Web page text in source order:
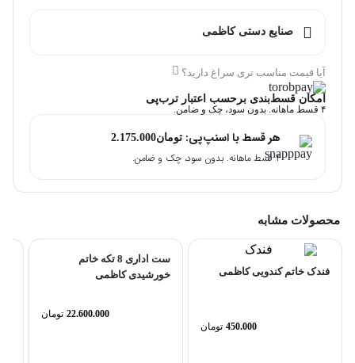
صنایع دستی کاظمی
آیا قیمت مناسب تری سراغ دارید؟
امکان قسط‌بندی برحسب اعتبار ترب‌پی
۴ قسط ماهانه. بدون سود، چک و ضامن.
هر قسط با اسنپ‌پی: تومان2.175.000
۴ قسط ماهانه. بدون سود، چک و ضامن.
محصولات مشابه
فندک خاتم کندویی کاظمی
تومان 450.000
ست اداری 8 تکه خاتم
خورشیدی کاظمی
تومان 22.600.000